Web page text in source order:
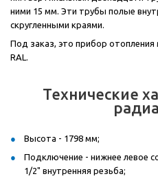
ними 15 мм. Эти трубы полые
скругленными краями.
Под заказ, это прибор
RAL.
Технические
Высота - 1798 мм;
Подключение - нижнее левое
1/2" внутренняя резьба;